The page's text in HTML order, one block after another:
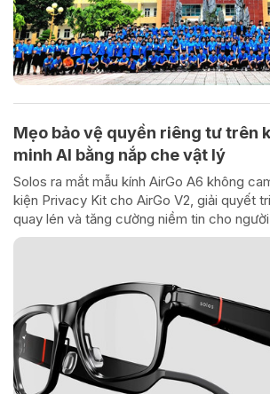
Mẹo bảo vệ quyền riêng tư trên
minh AI bằng nắp che vật lý
Solos ra mắt mẫu kính AirGo A6 không
kiện Privacy Kit cho AirGo V2, giải quyết
quay lén và tăng cường niềm tin cho